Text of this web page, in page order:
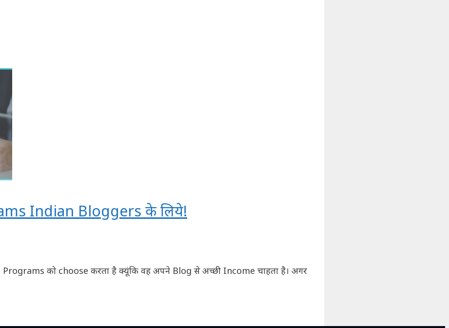
Indian Bloggers के लिये!
को choose करता है क्यूंकि वह अपने Blog से अच्छी Income चाहता है। अगर